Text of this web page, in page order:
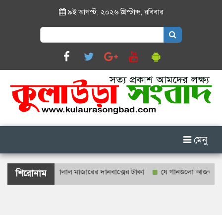
৯ই আগস্ট, ২০২৬ খ্রিস্টাব্দ,রবিবার
Search
for:
মেনু
শিরোনাম
হবে শাহজালাল মাজারের দানবাক্সের টাকা যে গানগুলো আজও ফিরিয়ে